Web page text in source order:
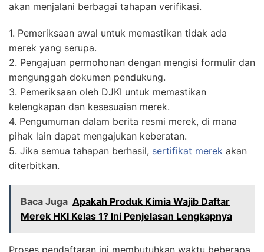
akan menjalani berbagai tahapan verifikasi.
1. Pemeriksaan awal untuk memastikan tidak ada
merek yang serupa.
2. Pengajuan permohonan dengan mengisi formulir dan
mengunggah dokumen pendukung.
3. Pemeriksaan oleh DJKI untuk memastikan
kelengkapan dan kesesuaian merek.
4. Pengumuman dalam berita resmi merek, di mana
pihak lain dapat mengajukan keberatan.
5. Jika semua tahapan berhasil, sertifikat merek akan
diterbitkan.
Baca Juga Apakah Produk Kimia Wajib Daftar
Merek HKI Kelas 1? Ini Penjelasan Lengkapnya